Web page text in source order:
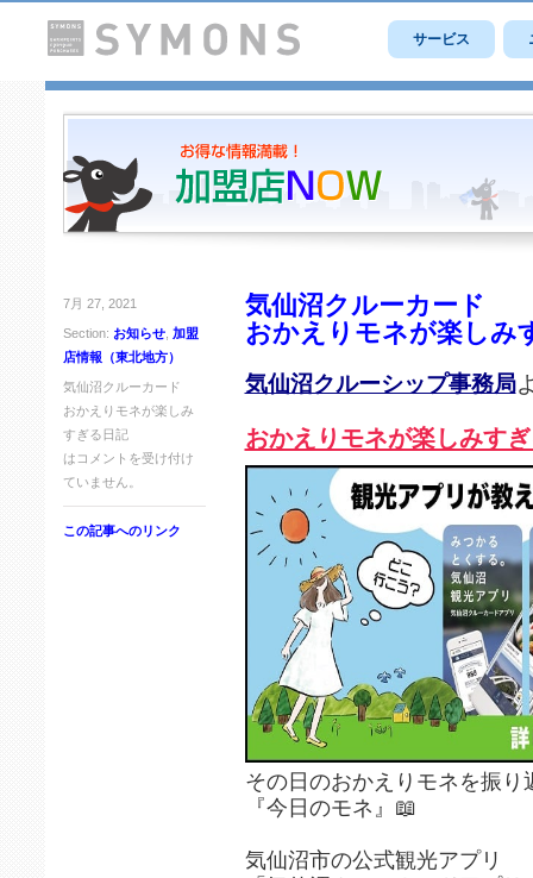
サービス
7月 27, 2021
Section: お知らせ, 加盟
店情報（東北地方）
気仙沼クルーカード
おかえりモネが楽しみ
すぎる日記
は コメントを受け付け
ていません。
この記事へのリンク
気仙沼クルーカード
おかえりモネが楽しみ
気仙沼クルーシップ事務局
おかえりモネが楽しみす
その日のおかえりモネを振り
『今日のモネ』📖
気仙沼市の公式観光アプリ